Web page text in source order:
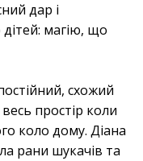
дар і
дітей: магію, що
схожий
простір коли
коло дому. Діана
рани шукачів та